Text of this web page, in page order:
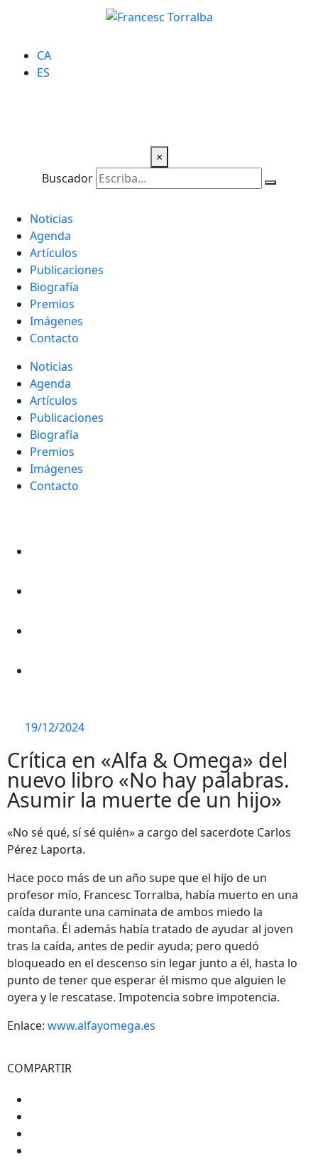
CA
ES
×
Buscador
Noticias
Agenda
Artículos
Publicaciones
Biografía
Premios
Imágenes
Contacto
Noticias
Agenda
Artículos
Publicaciones
Biografía
Premios
Imágenes
Contacto
19/12/2024
Crítica en «Alfa & Omega» del
nuevo libro «No hay palabras.
Asumir la muerte de un hijo»
«No sé qué, sí sé quién» a cargo del sacerdote Carlos
Pérez Laporta.
Hace poco más de un año supe que el hijo de un
profesor mío, Francesc Torralba, había muerto en una
caída durante una caminata de ambos miedo la
montaña. Él además había tratado de ayudar al joven
tras la caída, antes de pedir ayuda; pero quedó
bloqueado en el descenso sin legar junto a él, hasta lo
punto de tener que esperar él mismo que alguien le
oyera y le rescatase. Impotencia sobre impotencia.
Enlace: www.alfayomega.es
COMPARTIR